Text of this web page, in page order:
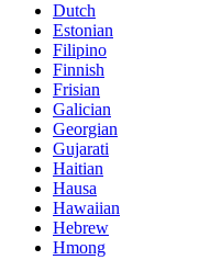
Dutch
Estonian
Filipino
Finnish
Frisian
Galician
Georgian
Gujarati
Haitian
Hausa
Hawaiian
Hebrew
Hmong